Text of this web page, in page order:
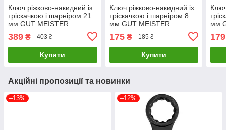
Ключ ріжково-накидний із
тріскачкою і шарніром 21
мм GUT MEISTER
389 ₴ 403 ₴
Купити
Ключ ріжково-накидний із
тріскачкою і шарніром 8
мм GUT MEISTER
175₴ 185 ₴
Купити
мм
179
Акційні пропозиції та новинки
–13% –12%